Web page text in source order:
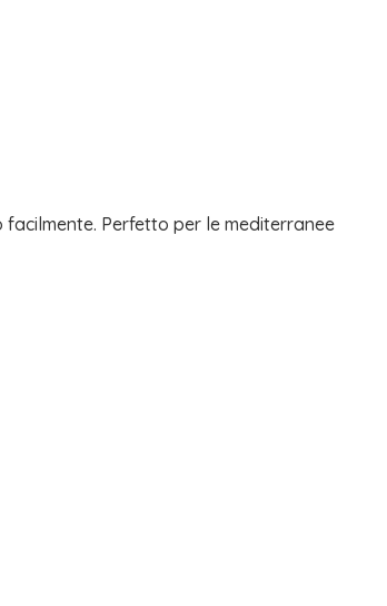
Perfetto per le mediterranee